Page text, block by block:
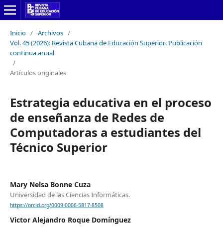
Inicio / Archivos /
Vol. 45 (2026): Revista Cubana de Educación Superior: Publicación
continua anual
/
Artículos originales
Estrategia educativa en el proceso
de enseñanza de Redes de
Computadoras a estudiantes del
Técnico Superior
Mary Nelsa Bonne Cuza
Universidad de las Ciencias Informáticas.
https://orcid.org/0009-0006-5817-8508
Victor Alejandro Roque Domínguez